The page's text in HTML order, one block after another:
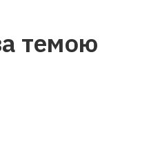
темою